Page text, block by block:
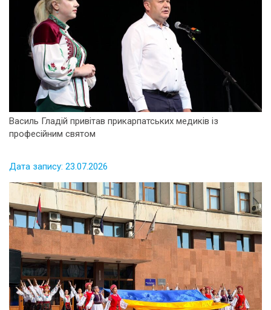
Василь Гладій привітав прикарпатських медиків із
професійним святом
Дата запису: 23.07.2026